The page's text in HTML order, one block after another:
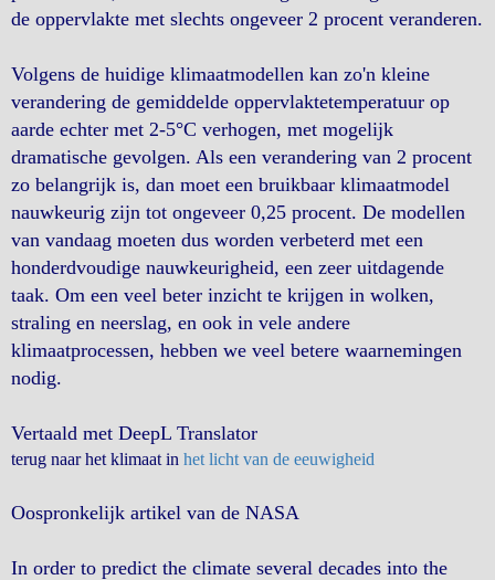
de oppervlakte met slechts ongeveer 2 procent veranderen.
Volgens de huidige klimaatmodellen kan zo'n kleine
verandering de gemiddelde oppervlaktetemperatuur op
aarde echter met 2-5°C verhogen, met mogelijk
dramatische gevolgen. Als een verandering van 2 procent
zo belangrijk is, dan moet een bruikbaar klimaatmodel
nauwkeurig zijn tot ongeveer 0,25 procent. De modellen
van vandaag moeten dus worden verbeterd met een
honderdvoudige nauwkeurigheid, een zeer uitdagende
taak. Om een veel beter inzicht te krijgen in wolken,
straling en neerslag, en ook in vele andere
klimaatprocessen, hebben we veel betere waarnemingen
nodig.
Vertaald met DeepL Translator
terug naar het klimaat in het licht van de eeuwigheid
Oospronkelijk artikel van de NASA
In order to predict the climate several decades into the